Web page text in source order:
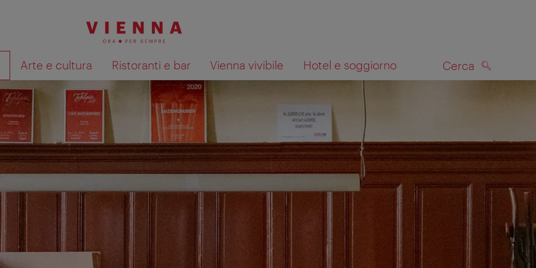
Arte e cultura Ristoranti e bar Vienna vivibile Hotel e soggiorno Cerca
Mostra i risultati della ricerca sulla mappa CERCA